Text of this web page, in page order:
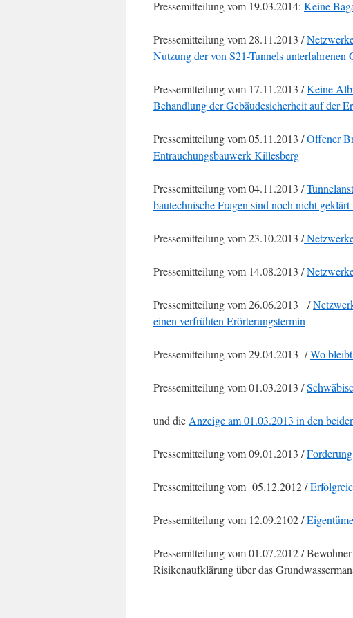
Pressemitteilung vom 19.03.2014: Keine
Pressemitteilung vom 28.11.2013 /
Nutzung der von S21-Tunnels unterfahrenen
Pressemitteilung vom 17.11.2013 /Keine
Behandlung der Gebäudesicherheit auf der
Pressemitteilung vom 05.11.2013 /Offener
Entrauchungsbauwerk Killesberg
Pressemitteilung vom 04.11.2013 /
bautechnische Fragen sind noch nicht geklärt
Pressemitteilung vom 23.10.2013 /
Pressemitteilung vom 14.08.2013 /
Pressemitteilung vom 26.06.2013 /
einen verfrühten Erörterungstermin
Pressemitteilung vom 29.04.2013 /Wo
Pressemitteilung vom 01.03.2013 /
und die Anzeige am 01.03.2013 in den
Pressemitteilung vom 09.01.2013 /
Pressemitteilung vom 05.12.2012 /
Pressemitteilung vom 12.09.2102 /
Pressemitteilung vom 01.07.2012 /
Risikenaufklärung über das